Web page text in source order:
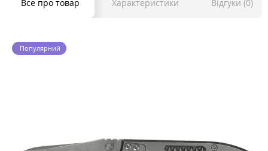
Все про товар Характеристики Відгуки (0)
Популярний